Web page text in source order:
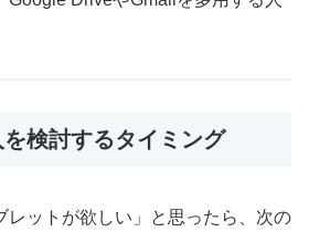
検討するタイミング
レットが欲しい」と思ったら、次の